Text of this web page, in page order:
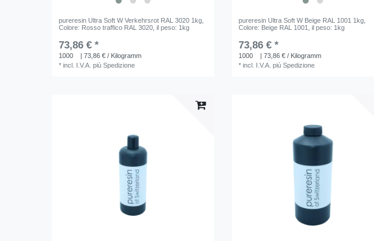
pureresin Ultra Soft W Verkehrsrot RAL 3020 1kg
Colore: Rosso traffico RAL 3020 , il peso: 1kg
73,86 € *
1000
| 73,86 € / Kilogramm
*incl. I.V.A. piùSpedizione
pureresin Ultra Soft W Beige RAL 1001 1kg
Colore: Beige RAL 1001
, il peso: 1kg
73,86 € *
1000
| 73,86 € / Kilogramm
*incl. I.V.A. piùSpedizione